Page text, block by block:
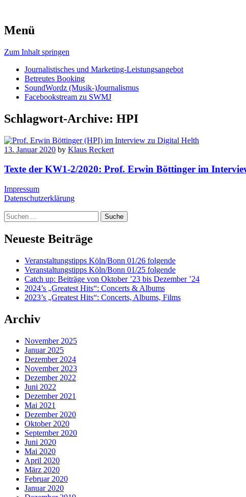
Menü
Zum Inhalt springen
Journalistisches und Marketing-Leistungsangebot
Betreutes Booking
SoundWordz (Musik-)Journalismus
Facebookstream zu SWMJ
Schlagwort-Archive: HPI
13. Januar 2020 by Klaus Reckert
Texte der KW1-2/2020: Prof. Erwin Böttinger im
Impressum
Datenschutzerklärung
Suche
Neueste Beiträge
Veranstaltungstipps Köln/Bonn 01/26 folgende
Veranstaltungstipps Köln/Bonn 01/25 folgende
Catch up: Beiträge von Oktober ’23 bis Dezember ’24
2024’s „Greatest Hits“: Concerts & Albums
2023’s „Greatest Hits“: Concerts, Albums, Films
Archiv
November 2025
Januar 2025
Dezember 2024
November 2023
Dezember 2022
Juni 2022
Dezember 2021
Mai 2021
Dezember 2020
Oktober 2020
September 2020
Juni 2020
Mai 2020
April 2020
März 2020
Februar 2020
Januar 2020